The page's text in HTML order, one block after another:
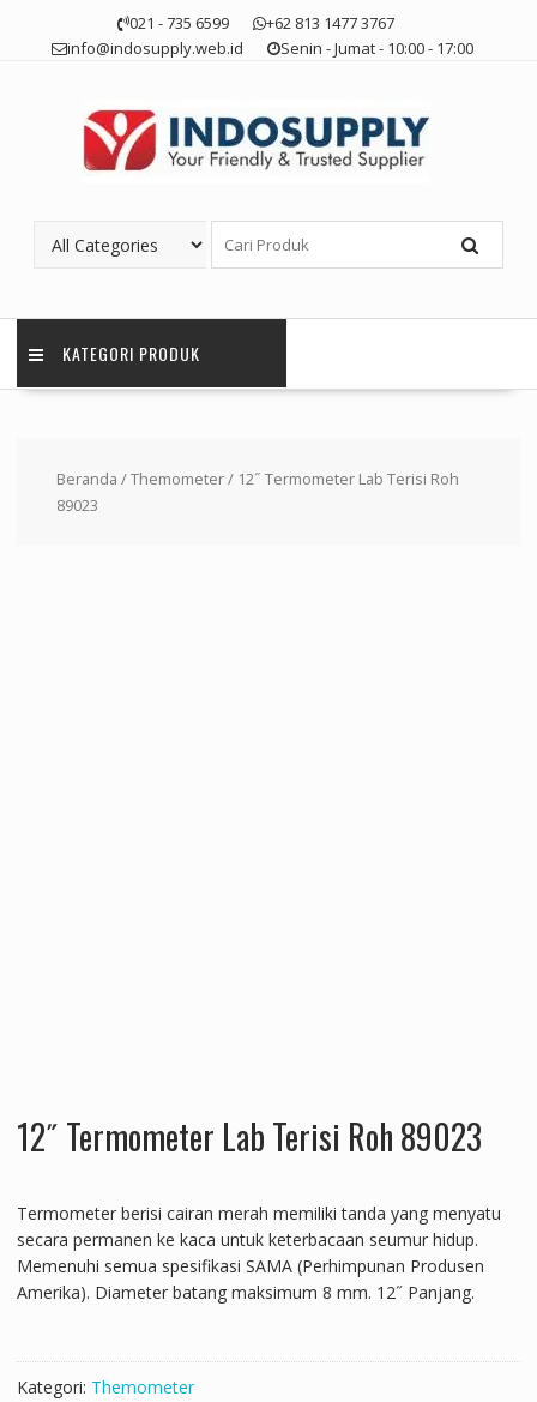
021 - 735 6599
+62 813 1477 3767
info@indosupply.web.id
Senin - Jumat - 10:00 - 17:00
KATEGORI PRODUK
Beranda /Themometer/ 12˝ Termometer Lab Terisi Roh
89023
12˝ Termometer Lab Terisi Roh 89023
Termometer berisi cairan merah memiliki tanda yang menyatu
secara permanen ke kaca untuk keterbacaan seumur hidup.
Memenuhi semua spesifikasi SAMA (Perhimpunan Produsen
Amerika). Diameter batang maksimum 8 mm. 12˝ Panjang.
Kategori: Themometer